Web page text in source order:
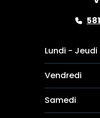
Lundi - Jeudi
Vendredi
Samedi